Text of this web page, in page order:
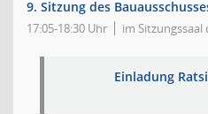
9. Sitzung des
17:05-18:30 Uhr im Sitzungssaal
Einladung